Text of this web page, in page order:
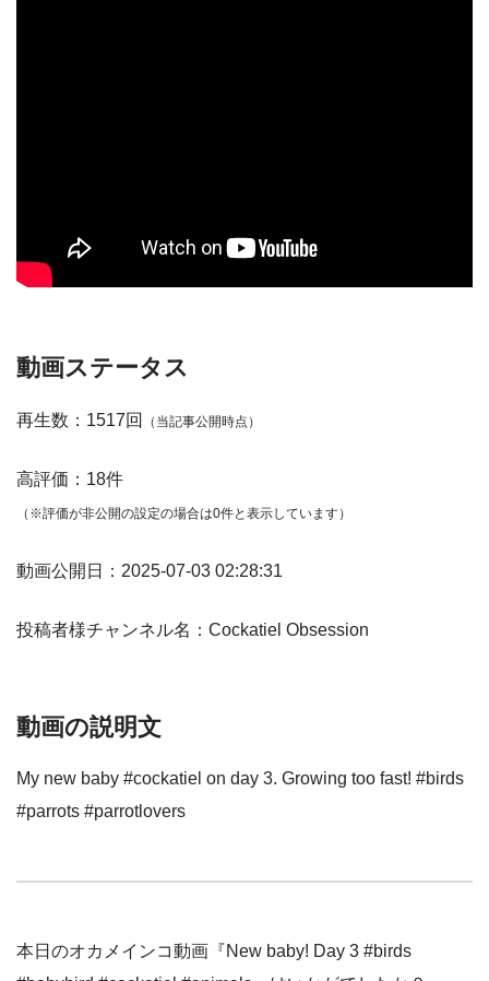
動画ステータス
再生数：1517回 （当記事公開時点）
高評価：18件
（※評価が非公開の設定の場合は0件と表示しています）
動画公開日：2025-07-03 02:28:31
投稿者様チャンネル名：Cockatiel Obsession
動画の説明文
My new baby #cockatiel on day 3. Growing too fast! #birds
#parrots #parrotlovers
本日のオカメインコ動画『New baby! Day 3 #birds